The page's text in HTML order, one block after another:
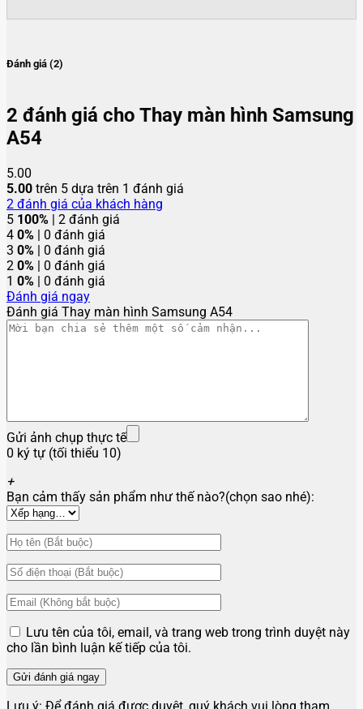
Đánh giá (2)
2 đánh giá cho Thay màn hình Samsung
A54
5.00
5.00 trên 5 dựa trên 1 đánh giá
2 đánh giá của khách hàng
5 100% | 2 đánh giá
4 0% | 0 đánh giá
3 0% | 0 đánh giá
2 0% | 0 đánh giá
1 0% | 0 đánh giá
Đánh giá ngay
Đánh giá Thay màn hình Samsung A54
Gửi ảnh chụp thực tế
0 ký tự (tối thiểu 10)
+
Bạn cảm thấy sản phẩm như thế nào?(chọn sao nhé):
Lưu tên của tôi, email, và trang web trong trình duyệt này
cho lần bình luận kế tiếp của tôi.